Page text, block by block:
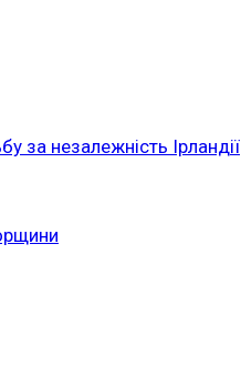
за незалежність Ірландії